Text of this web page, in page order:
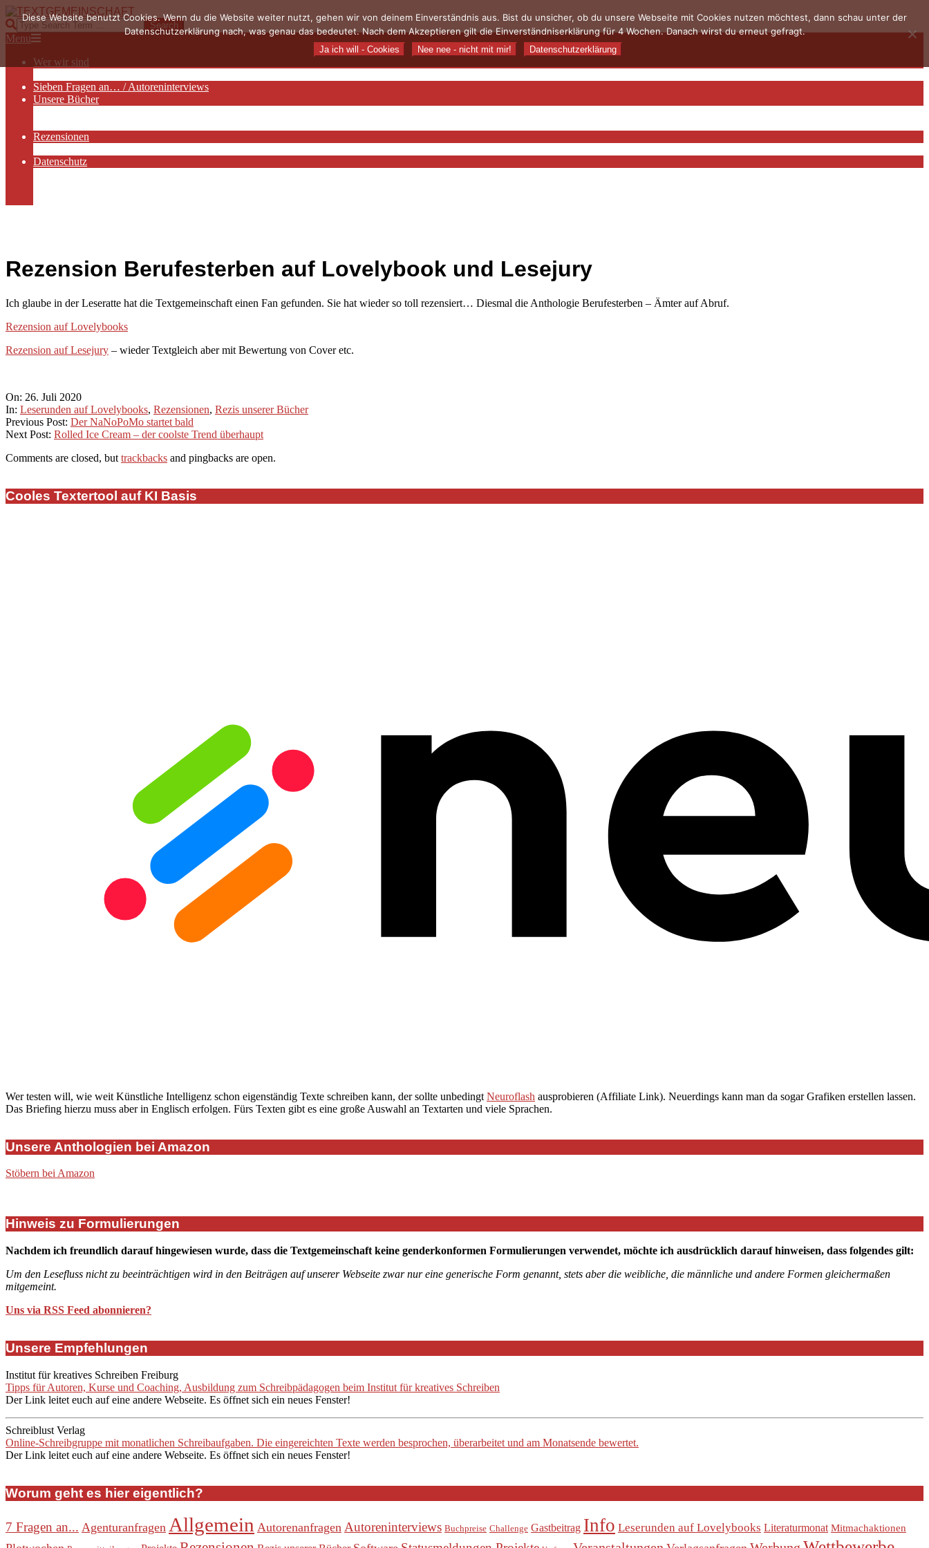
Skip
to
content
TEXTGEMEINSCHAFT
Search
Primary
Menu
Menu
Wer wir sind
Sieben Fragen an… / Autoreninterviews
Unsere Bücher
Rezensionen
Datenschutz
Rezension Berufesterben auf Lovelybook und Lesejury
Ich glaube in der Leseratte hat die Textgemeinschaft einen Fan gefunden. Sie hat wieder so toll rezensiert… Diesmal die Anthologie Berufesterben – Ämter auf Abruf.
Rezension auf Lovelybooks
Rezension auf Lesejury – wieder Textgleich aber mit Bewertung von Cover etc.
2020-
07-
26
On: 26. Juli 2020
In: Leserunden auf Lovelybooks, Rezensionen, Rezis unserer Bücher
Previous Post: Der NaNoPoMo startet bald
Next Post: Rolled Ice Cream – der coolste Trend überhaupt
Comments are closed, but trackbacks and pingbacks are open.
Cooles Textertool auf KI Basis
Wer testen will, wie weit Künstliche Intelligenz schon eigenständig Texte schreiben kann, der sollte unbedingt Neuroflash ausprobieren (Affiliate Link). Neuerdings kann man da sogar Grafiken erstellen lassen.
Das Briefing hierzu muss aber in Englisch erfolgen. Fürs Texten gibt es eine große Auswahl an Textarten und viele Sprachen.
Unsere Anthologien bei Amazon
Stöbern bei Amazon
Hinweis zu Formulierungen
Nachdem ich freundlich darauf hingewiesen wurde, dass die Textgemeinschaft keine genderkonformen Formulierungen verwendet, möchte ich ausdrücklich darauf hinweisen, dass folgendes gilt:
Um den Lesefluss nicht zu beeinträchtigen wird in den Beiträgen auf unserer Webseite zwar nur eine generische Form genannt, stets aber die weibliche, die männliche und andere Formen gleichermaßen
mitgemeint.
Uns via RSS Feed abonnieren?
Unsere Empfehlungen
Institut für kreatives Schreiben Freiburg
Tipps für Autoren, Kurse und Coaching, Ausbildung zum Schreibpädagogen beim Institut für kreatives Schreiben
Der Link leitet euch auf eine andere Webseite. Es öffnet sich ein neues Fenster!
Schreiblust Verlag
Online-Schreibgruppe mit monatlichen Schreibaufgaben. Die eingereichten Texte werden besprochen, überarbeitet und am Monatsende bewertet.
Der Link leitet euch auf eine andere Webseite. Es öffnet sich ein neues Fenster!
Worum geht es hier eigentlich?
7 Fragen an... Agenturanfragen Allgemein Autorenanfragen Autoreninterviews Buchpreise Challenge Gastbeitrag Info Leserunden auf Lovelybooks Literaturmonat Mitmachaktionen
Diese Website benutzt Cookies. Wenn du die Website weiter nutzt, gehen wir von deinem Einverständnis aus. Bist du unsicher, ob du unsere Webseite mit Cookies nutzen möchtest, dann schau unter der
Datenschutzerklärung nach, was genau das bedeutet. Nach dem Akzeptieren gilt die Einverständniserklärung für 4 Wochen. Danach wirst du erneut gefragt.
Ja ich will - Cookies Nee nee - nicht mit mir! Datenschutzerklärung